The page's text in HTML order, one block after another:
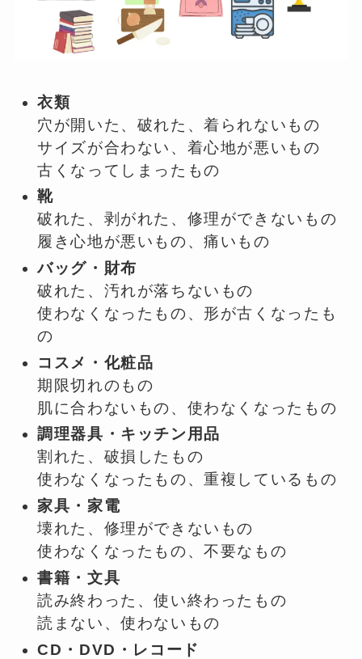
衣類
穴が開いた、破れた、着られないもの
サイズが合わない、着心地が悪いもの
古くなってしまったもの
靴
破れた、剥がれた、修理ができないもの
履き心地が悪いもの、痛いもの
バッグ・財布
破れた、汚れが落ちないもの
使わなくなったもの、形が古くなったも
の
コスメ・化粧品
期限切れのもの
肌に合わないもの、使わなくなったもの
調理器具・キッチン用品
割れた、破損したもの
使わなくなったもの、重複しているもの
家具・家電
壊れた、修理ができないもの
使わなくなったもの、不要なもの
書籍・文具
読み終わった、使い終わったもの
読まない、使わないもの
CD・DVD・レコード